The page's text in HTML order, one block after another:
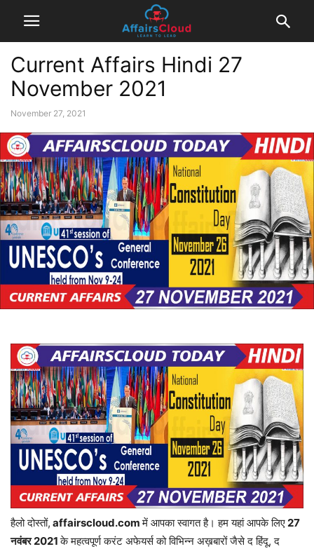
Current Affairs Hindi 27
November 2021
November 27, 2021
हैलो दोस्तों, affairscloud.comमें आपका स्वागत है। हम यहां आपके लिए27
नवंबर 2021के महत्वपूर्ण करंट अफेयर्स को विभिन्न अख़बारों जैसे द हिंदू, द